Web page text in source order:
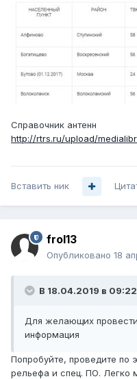
Справочник антенн
http://rtrs.ru/upload/
Вставить ник
frol13
Опубликовано 18
В 18.04.2019 в
Для желающих
информация
Попробуйте, проведите по
рельефа и спец. ПО. Легко